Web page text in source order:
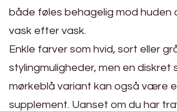
både føles behagelig mod huden
vask efter vask.
Enkle farver som hvid, sort eller
stylingmuligheder, men en diskret
mørkeblå variant kan også være
supplement. Uanset om du har